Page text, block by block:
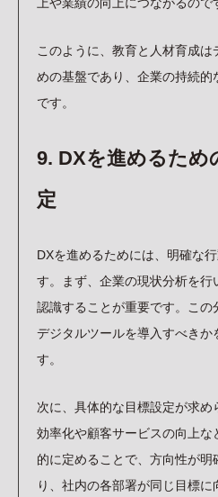
このように、教育と人材育成
めの基盤であり、企業の持続
です。
9. DXを進めるため
定
DXを進めるためには、明確な
す。まず、企業の現状分析を行
認識することが重要です。この
デジタルツールを導入すべきか
す。
次に、具体的な目標設定が求
効率化や顧客サービスの向上
的に定めることで、方向性が明
り、社内の各部署が同じ目標